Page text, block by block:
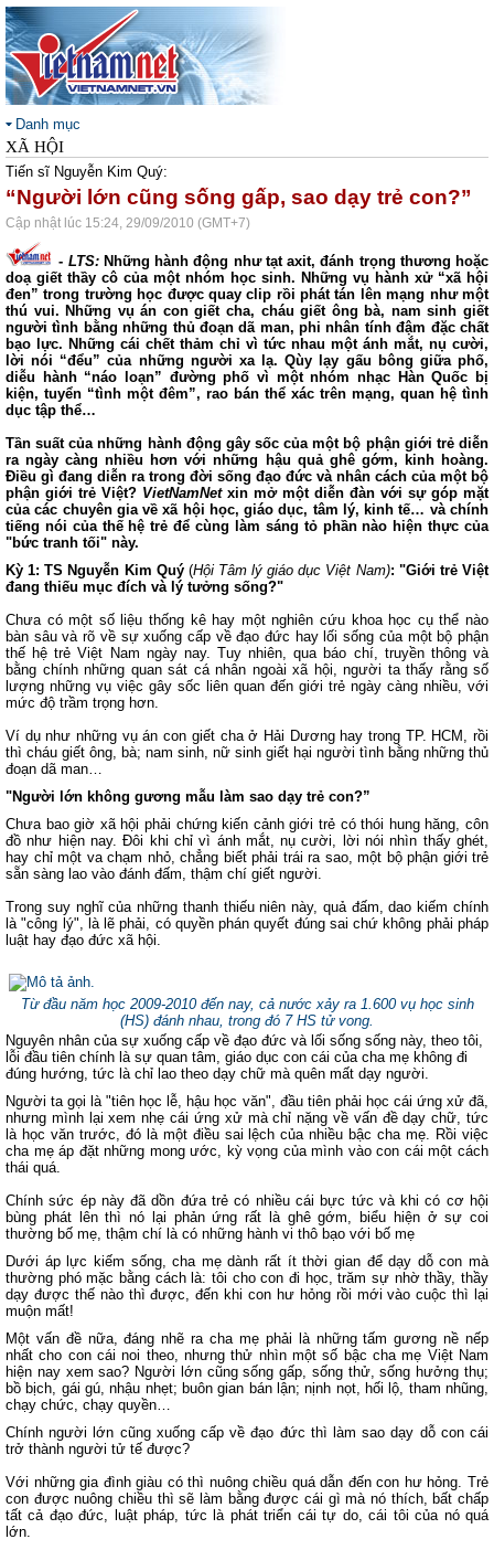
Danh mục
XÃ HỘI
Tiến sĩ Nguyễn Kim Quý:
“Người lớn cũng sống gấp, sao dạy trẻ con?”
Cập nhật lúc 15:24, 29/09/2010 (GMT+7)
- LTS:Những hành động như tạt axit, đánh trọng thương hoặc
doạ giết thầy cô của một nhóm học sinh. Những vụ hành xử “xã hội
đen” trong trường học được quay clip rồi phát tán lên mạng như một
thú vui. Những vụ án con giết cha, cháu giết ông bà, nam sinh giết
người tình bằng những thủ đoạn dã man, phi nhân tính đậm đặc chất
bạo lực. Những cái chết thảm chỉ vì tức nhau một ánh mắt, nụ cười,
lời nói “đểu” của những người xa lạ. Qùy lạy gấu bông giữa phố,
diễu hành “náo loạn” đường phố vì một nhóm nhạc Hàn Quốc bị
kiện, tuyển “tình một đêm”, rao bán thể xác trên mạng, quan hệ tình
dục tập thể…
Tần suất của những hành động gây sốc của một bộ phận giới trẻ diễn
ra ngày càng nhiều hơn với những hậu quả ghê gớm, kinh hoàng.
Điều gì đang diễn ra trong đời sống đạo đức và nhân cách của một bộ
phận giới trẻ Việt? VietNamNetxin mở một diễn đàn với sự góp mặt
của các chuyên gia về xã hội học, giáo dục, tâm lý, kinh tế… và chính
tiếng nói của thế hệ trẻ để cùng làm sáng tỏ phần nào hiện thực của
"bức tranh tối" này.
Kỳ 1: TS Nguyễn Kim Quý (Hội Tâm lý giáo dục Việt Nam): "Giới trẻ Việt
đang thiếu mục đích và lý tưởng sống?"
Chưa có một số liệu thống kê hay một nghiên cứu khoa học cụ thể nào
bàn sâu và rõ về sự xuống cấp về đạo đức hay lối sống của một bộ phận
thế hệ trẻ Việt Nam ngày nay. Tuy nhiên, qua báo chí, truyền thông và
bằng chính những quan sát cá nhân ngoài xã hội, người ta thấy rằng số
lượng những vụ việc gây sốc liên quan đến giới trẻ ngày càng nhiều, với
mức độ trầm trọng hơn.
Ví dụ như những vụ án con giết cha ở Hải Dương hay trong TP. HCM, rồi
thì cháu giết ông, bà; nam sinh, nữ sinh giết hại người tình bằng những thủ
đoạn dã man…
"Người lớn không gương mẫu làm sao dạy trẻ con?”
Chưa bao giờ xã hội phải chứng kiến cảnh giới trẻ có thói hung hăng, côn
đồ như hiện nay. Đôi khi chỉ vì ánh mắt, nụ cười, lời nói nhìn thấy ghét,
hay chỉ một va chạm nhỏ, chẳng biết phải trái ra sao, một bộ phận giới trẻ
sẵn sàng lao vào đánh đấm, thậm chí giết người.
Trong suy nghĩ của những thanh thiếu niên này, quả đấm, dao kiếm chính
là "công lý", là lẽ phải, có quyền phán quyết đúng sai chứ không phải pháp
luật hay đạo đức xã hội.
Từ đầu năm học 2009-2010 đến nay, cả nước xảy ra 1.600 vụ học sinh
(HS) đánh nhau, trong đó 7 HS tử vong.
Nguyên nhân của sự xuống cấp về đạo đức và lối sống sống này, theo tôi,
lỗi đầu tiên chính là sự quan tâm, giáo dục con cái của cha mẹ không đi
đúng hướng, tức là chỉ lao theo dạy chữ mà quên mất dạy người.
Người ta gọi là "tiên học lễ, hậu học văn", đầu tiên phải học cái ứng xử đã,
nhưng mình lại xem nhẹ cái ứng xử mà chỉ nặng về vấn đề dạy chữ, tức
là học văn trước, đó là một điều sai lệch của nhiều bậc cha mẹ. Rồi việc
cha mẹ áp đặt những mong ước, kỳ vọng của mình vào con cái một cách
thái quá.
Chính sức ép này đã dồn đứa trẻ có nhiều cái bực tức và khi có cơ hội
bùng phát lên thì nó lại phản ứng rất là ghê gớm, biểu hiện ở sự coi
thường bố mẹ, thậm chí là có những hành vi thô bạo với bố mẹ
Dưới áp lực kiếm sống, cha mẹ dành rất ít thời gian để dạy dỗ con mà
thường phó mặc bằng cách là: tôi cho con đi học, trăm sự nhờ thầy, thầy
dạy được thế nào thì được, đến khi con hư hỏng rồi mới vào cuộc thì lại
muộn mất!
Một vấn đề nữa, đáng nhẽ ra cha mẹ phải là những tấm gương nề nếp
nhất cho con cái noi theo, nhưng thử nhìn một số bậc cha mẹ Việt Nam
hiện nay xem sao? Người lớn cũng sống gấp, sống thử, sống hưởng thụ;
bồ bịch, gái gú, nhậu nhẹt; buôn gian bán lận; nịnh nọt, hối lộ, tham nhũng,
chạy chức, chạy quyền…
Chính người lớn cũng xuống cấp về đạo đức thì làm sao dạy dỗ con cái
trở thành người tử tế được?
Với những gia đình giàu có thì nuông chiều quá dẫn đến con hư hỏng. Trẻ
con được nuông chiều thì sẽ làm bằng được cái gì mà nó thích, bất chấp
tất cả đạo đức, luật pháp, tức là phát triển cái tự do, cái tôi của nó quá
lớn.